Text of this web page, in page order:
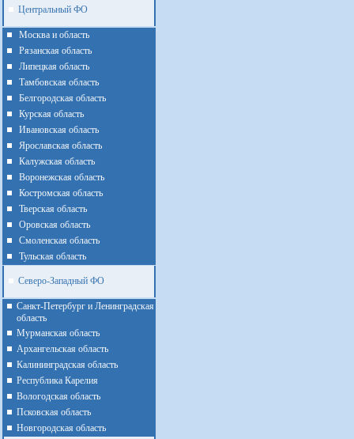
Центральный ФО
Москва и область
Рязанская область
Липецкая область
Тамбовская область
Белгородская область
Курская область
Ивановская область
Ярославская область
Калужская область
Воронежская область
Костромская область
Тверская область
Оровская область
Смоленская область
Тульская область
Северо-Западный ФО
Санкт-Петербург и Ленинградская
область
Мурманская область
Архангельская область
Калининградская область
Республика Карелия
Вологодская область
Псковская область
Новгородская область